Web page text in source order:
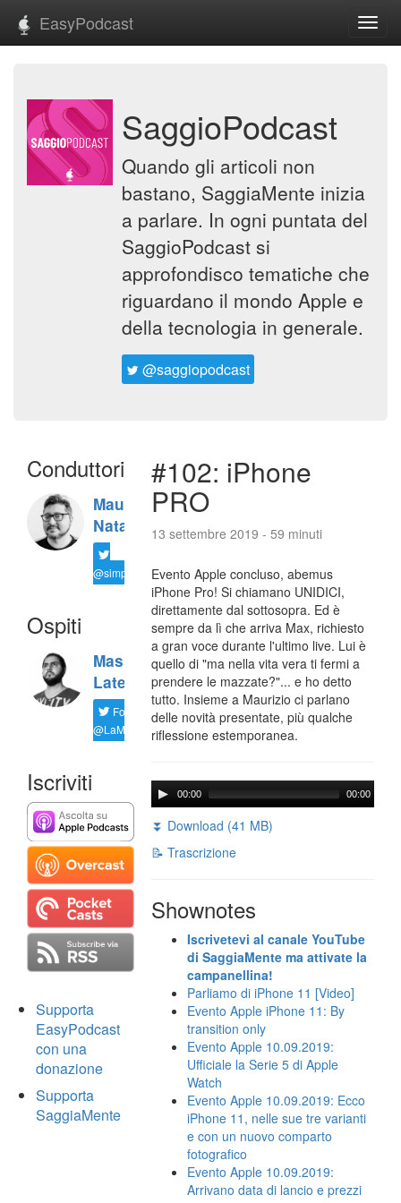
EasyPodcast
SaggioPodcast
Quando gli articoli non
bastano, SaggiaMente inizia
a parlare. In ogni puntata del
SaggioPodcast si
approfondisco tematiche che
riguardano il mondo Apple e
della tecnologia in generale.
@saggiopodcast
Conduttori
Maurizio
Natali
@simplemal
Ospiti
Massimiliano
Latella
Follow
@LaMaxImages
Iscriviti
Supporta
EasyPodcast
con una
donazione
Supporta
SaggiaMente
#102: iPhone
PRO
13 settembre 2019 - 59 minuti
Evento Apple concluso, abemus
iPhone Pro! Si chiamano UNIDICI,
direttamente dal sottosopra. Ed è
sempre da lì che arriva Max, richiesto
a gran voce durante l'ultimo live. Lui è
quello di "ma nella vita vera ti fermi a
prendere le mazzate?"... e ho detto
tutto. Insieme a Maurizio ci parlano
delle novità presentate, più qualche
riflessione estemporanea.
00:00 00:00
⏬ Download (41 MB)
📝 Trascrizione
Shownotes
Iscrivetevi al canale YouTube
di SaggiaMente ma attivate la
campanellina!
Parliamo di iPhone 11 [Video]
Evento Apple iPhone 11: By
transition only
Evento Apple 10.09.2019:
Ufficiale la Serie 5 di Apple
Watch
Evento Apple 10.09.2019: Ecco
iPhone 11, nelle sue tre varianti
e con un nuovo comparto
fotografico
Evento Apple 10.09.2019:
Arrivano data di lancio e prezzi